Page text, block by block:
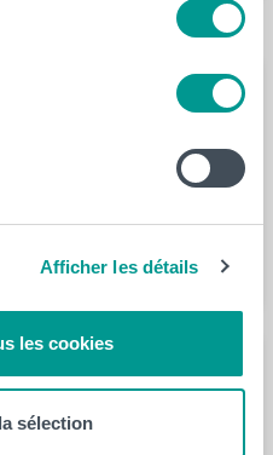
Afficher les détails
les cookies
sélection